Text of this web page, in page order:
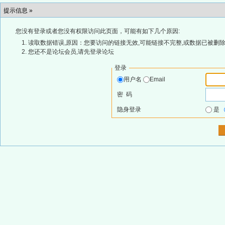
提示信息 »
您没有登录或者您没有权限访问此页面，可能有如下几个原因:
读取数据错误,原因：您要访问的链接无效,可能链接不完整,或数据已被删
您还不是论坛会员,请先登录论坛
登录
用户名
Email
密 码
隐身登录 是